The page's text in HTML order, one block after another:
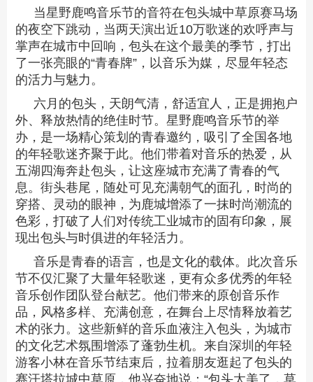
当星野鹿鸣音乐节的音符在包头城中草原赛马场
的夜空下跳动，当两天演出近10万歌迷的欢呼声与
掌声在城市中回响，包头在这个最美的季节，打出
了一张亮眼的“青春牌”，以音乐为媒，尽显年轻态
的活力与魅力。
六月的包头，天朗气清，舒适宜人，正是拥抱户
外、释放热情的绝佳时节。星野鹿鸣音乐节的举
办，是一场精心策划的青春邀约，吸引了全国各地
的年轻歌迷齐聚于此。他们带着对音乐的热爱，从
五湖四海奔赴包头，让这座城市充满了青春的气
息。街头巷尾，随处可见充满朝气的面孔，时尚的
穿搭、灵动的眼神，为鹿城增添了一抹时尚潮流的
色彩，打破了人们对传统工业城市的固有印象，展
现出包头与时俱进的年轻活力。
音乐是青春的语言，也是文化的载体。此次音乐
节不仅汇聚了大量年轻歌迷，更有众多优秀的年轻
音乐创作团队登台献艺。他们带来的原创音乐作
品，风格多样、充满创意，在舞台上尽情释放着艺
术的张力。这些新鲜的音乐血液注入包头，为城市
的文化艺术氛围增添了蓬勃生机。来自深圳的年轻
游客小林在音乐节结束后，拉着朋友逛起了包头的